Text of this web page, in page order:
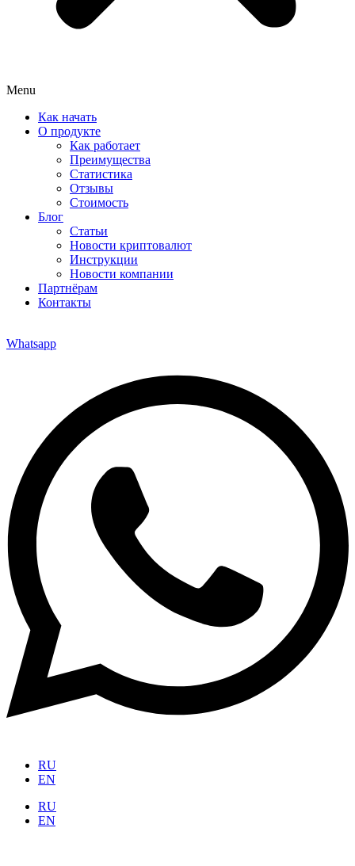
Menu
Как начать
О продукте
Как работает
Преимущества
Статистика
Отзывы
Стоимость
Блог
Статьи
Новости криптовалют
Инструкции
Новости компании
Партнёрам
Контакты
Whatsapp
RU
EN
RU
EN